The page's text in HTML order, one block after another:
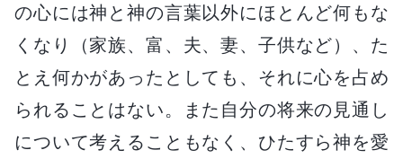
の心には神と神の言葉以外にほとんど何もな
くなり（家族、富、夫、妻、子供など）、た
とえ何かがあったとしても、それに心を占め
られることはない。また自分の将来の見通し
について考えることもなく、ひたすら神を愛